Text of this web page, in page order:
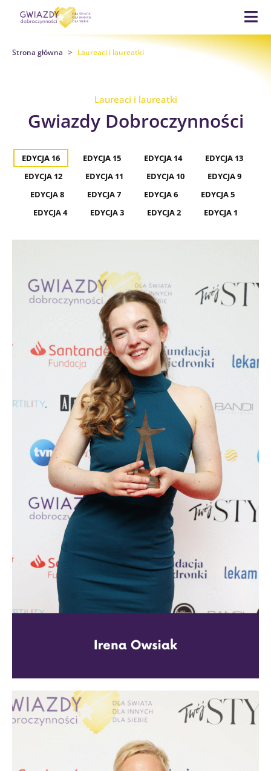
Strona główna > Laureaci i laureatki
Laureaci i laureatki
Gwiazdy Dobroczynności
EDYCJA 16 EDYCJA 15 EDYCJA 14
EDYCJA 13
EDYCJA 12
EDYCJA 11 EDYCJA 10
EDYCJA 9
EDYCJA 8
EDYCJA 7 EDYCJA 6
EDYCJA 5
EDYCJA 4
EDYCJA 3 EDYCJA 2 EDYCJA 1